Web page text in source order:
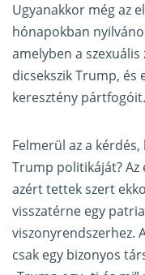
Ugyanakkor még az
hónapokban
amelyben a
dicsekszik Trump,
keresztény pártfogóit.
Felmerül az a
Trump politikáját? Az
azért tettek szert
visszatérne egy
viszonyrendszerhez.
csak egy bizonyos